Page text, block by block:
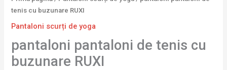
tenis cu buzunare RUXI
Pantaloni scurți de yoga
pantaloni pantaloni de tenis cu
buzunare RUXI